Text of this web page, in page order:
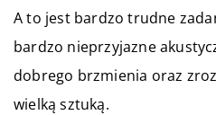
A to jest bardzo trudne
bardzo nieprzyjazne
dobrego brzmienia oraz
wielką sztuką.